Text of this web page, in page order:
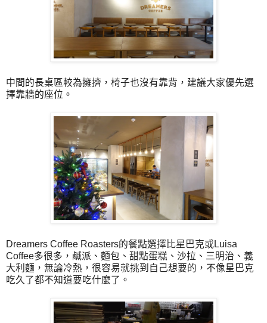
中間的長桌區較為擁擠，椅子也沒有靠背，建議大家優先選
擇靠牆的座位。
Dreamers Coffee Roasters的餐點選擇比星巴克或Luisa
Coffee多很多，鹹派、麵包、甜點蛋糕、沙拉、三明治、義
大利麵，無論冷熱，很容易就挑到自己想要的，不像星巴克
吃久了都不知道要吃什麼了。